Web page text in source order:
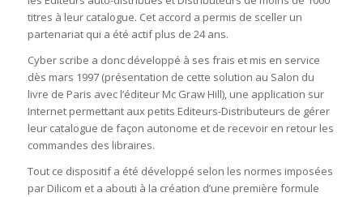
titres à leur catalogue. Cet accord a permis de sceller un
partenariat qui a été actif plus de 24 ans.
Cyber scribe a donc développé à ses frais et mis en service
dès mars 1997 (présentation de cette solution au Salon du
livre de Paris avec l’éditeur Mc Graw Hill), une application sur
Internet permettant aux petits Editeurs-Distributeurs de gérer
leur catalogue de façon autonome et de recevoir en retour les
commandes des libraires.
Tout ce dispositif a été développé selon les normes imposées
par Dilicom et a abouti à la création d’une première formule